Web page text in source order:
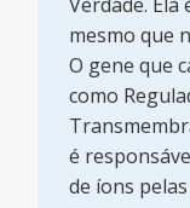
mesmo que
O gene que
como
é
de íons